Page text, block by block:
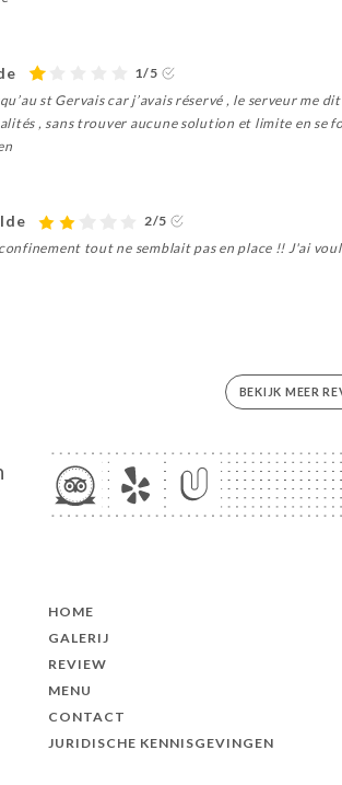
1/5
st Gervais car j’avais réservé , le serveur
, sans trouver aucune solution et limite en se
2/5
tout ne semblait pas en place !! J'ai
BEKIJK MEER
HOME
GALERIJ
REVIEW
MENU
CONTACT
JURIDISCHE KENNISGEVINGEN